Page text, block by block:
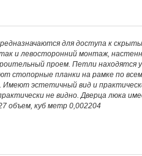
для доступа к
и левосторонний монтаж,
проем. Петли находятся
стопорные планки на рамке по
эстетичный вид и
не видно. Дверца люка
объем, куб метр 0,002204